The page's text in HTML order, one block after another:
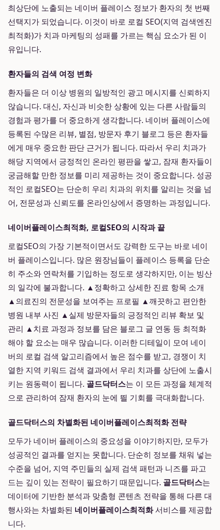
최상단에 노출되는 네이버 플레이스 정보가 환자의 첫 번째
선택지가 되었습니다. 이것이 바로 로컬 SEO(지역 검색엔진
최적화)가 치과 마케팅의 성패를 가르는 핵심 요소가 된 이
유입니다.
환자들의 검색 여정 변화
환자들은 더 이상 병원의 일방적인 광고 메시지를 신뢰하지
않습니다. 대신, 자신과 비슷한 상황에 있는 다른 사람들의
경험과 평가를 더 중요하게 생각합니다. 네이버 플레이스에
등록된 수많은 리뷰, 별점, 방문자 후기 블로그 등은 환자들
에게 매우 중요한 판단 근거가 됩니다. 따라서 우리 치과가
해당 지역에서 긍정적인 온라인 평판을 쌓고, 잠재 환자들이
궁금해할 만한 정보를 미리 제공하는 것이 중요합니다. 성공
적인 로컬SEO는 단순히 우리 치과의 위치를 알리는 것을 넘
어, 전문성과 신뢰도를 온라인상에서 증명하는 과정입니다.
네이버플레이스최적화, 로컬SEO의 시작과 끝
로컬SEO의 가장 기본적이면서도 강력한 도구는 바로 네이
버 플레이스입니다. 많은 원장님들이 플레이스 등록을 단순
히 주소와 연락처를 기입하는 정도로 생각하지만, 이는 빙산
의 일각에 불과합니다. ▲정확하고 상세한 진료 항목 소개
▲의료진의 전문성을 보여주는 프로필 ▲깨끗하고 편안한
병원 내부 사진 ▲실제 방문자들의 긍정적인 리뷰 확보 및
관리 ▲치료 과정과 정보를 담은 블로그 글 연동 등 최적화
해야 할 요소는 매우 많습니다. 이러한 디테일이 모여 네이
버의 로컬 검색 알고리즘에서 높은 점수를 받고, 경쟁이 치
열한 지역 키워드 검색 결과에서 우리 치과를 상단에 노출시
키는 원동력이 됩니다. 골드닥터스는 이 모든 과정을 체계적
으로 관리하여 잠재 환자의 눈에 띌 기회를 극대화합니다.
골드닥터스의 차별화된 네이버플레이스최적화 전략
모두가 네이버 플레이스의 중요성을 이야기하지만, 모두가
성공적인 결과를 얻지는 못합니다. 단순히 정보를 채워 넣는
수준을 넘어, 지역 주민들의 실제 검색 패턴과 니즈를 파고
드는 깊이 있는 전략이 필요하기 때문입니다. 골드닥터스는
데이터에 기반한 분석과 맞춤형 콘텐츠 전략을 통해 다른 대
행사와는 차별화된 네이버플레이스최적화서비스를 제공합
니다.